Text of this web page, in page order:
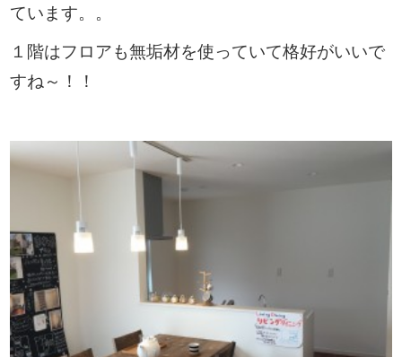
ています。。
１階はフロアも無垢材を使っていて格好がいいで
すね～！！